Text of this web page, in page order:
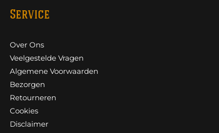
Service
Over Ons
Veelgestelde Vragen
Algemene Voorwaarden
Bezorgen
Retourneren
Cookies
Disclaimer